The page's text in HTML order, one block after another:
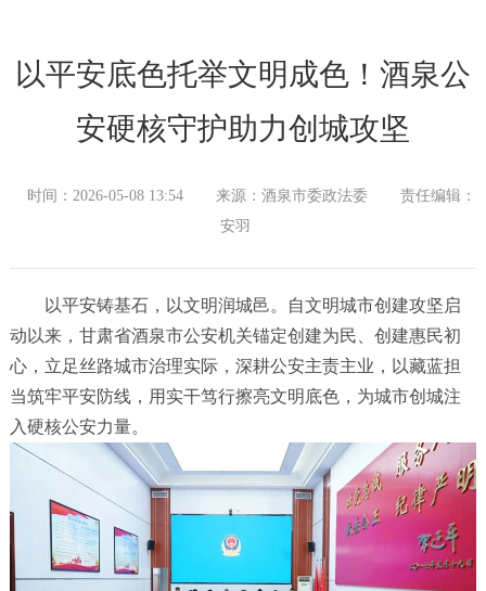
以平安底色托举文明成色！酒泉公
安硬核守护助力创城攻坚
时间：2026-05-08 13:54 来源：酒泉市委政法委
责任编辑：
安羽
以平安铸基石，以文明润城邑。自文明城市创建攻坚启
动以来，甘肃省酒泉市公安机关锚定创建为民、创建惠民初
心，立足丝路城市治理实际，深耕公安主责主业，以藏蓝担
当筑牢平安防线，用实干笃行擦亮文明底色，为城市创城注
入硬核公安力量。